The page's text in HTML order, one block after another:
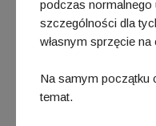
podczas normalnego
szczególności dla
własnym sprzęcie
Na samym początku
temat.